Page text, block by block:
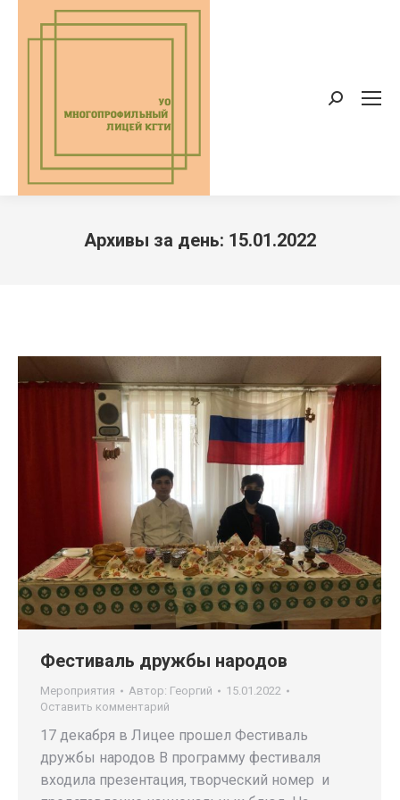
Поиск:
Архивы за день: 15.01.2022
Фестиваль дружбы народов
Мероприятия Автор: Георгий
15.01.2022
Оставить комментарий
17 декабря в Лицее прошел Фестиваль
дружбы народов В программу фестиваля
входила презентация, творческий номер и